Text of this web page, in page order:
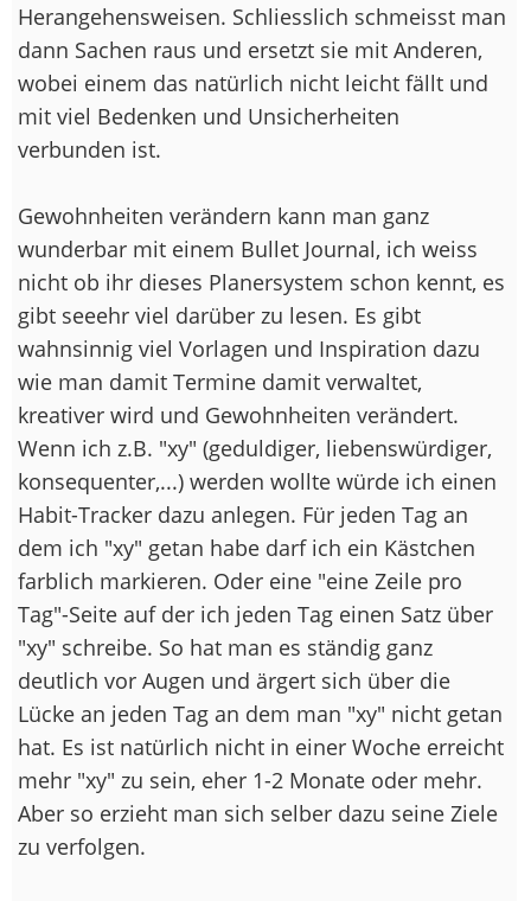
Herangehensweisen. Schliesslich schmeisst man
dann Sachen raus und ersetzt sie mit Anderen,
wobei einem das natürlich nicht leicht fällt und
mit viel Bedenken und Unsicherheiten
verbunden ist.
Gewohnheiten verändern kann man ganz
wunderbar mit einem Bullet Journal, ich weiss
nicht ob ihr dieses Planersystem schon kennt, es
gibt seeehr viel darüber zu lesen. Es gibt
wahnsinnig viel Vorlagen und Inspiration dazu
wie man damit Termine damit verwaltet,
kreativer wird und Gewohnheiten verändert.
Wenn ich z.B. "xy" (geduldiger, liebenswürdiger,
konsequenter,...) werden wollte würde ich einen
Habit-Tracker dazu anlegen. Für jeden Tag an
dem ich "xy" getan habe darf ich ein Kästchen
farblich markieren. Oder eine "eine Zeile pro
Tag"-Seite auf der ich jeden Tag einen Satz über
"xy" schreibe. So hat man es ständig ganz
deutlich vor Augen und ärgert sich über die
Lücke an jeden Tag an dem man "xy" nicht getan
hat. Es ist natürlich nicht in einer Woche erreicht
mehr "xy" zu sein, eher 1-2 Monate oder mehr.
Aber so erzieht man sich selber dazu seine Ziele
zu verfolgen.